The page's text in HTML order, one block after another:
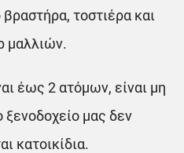
τοστιέρα και
μαλλιών.
έως 2 ατόμων, είναι μη
ξενοδοχείο μας δεν
κατοικίδια.